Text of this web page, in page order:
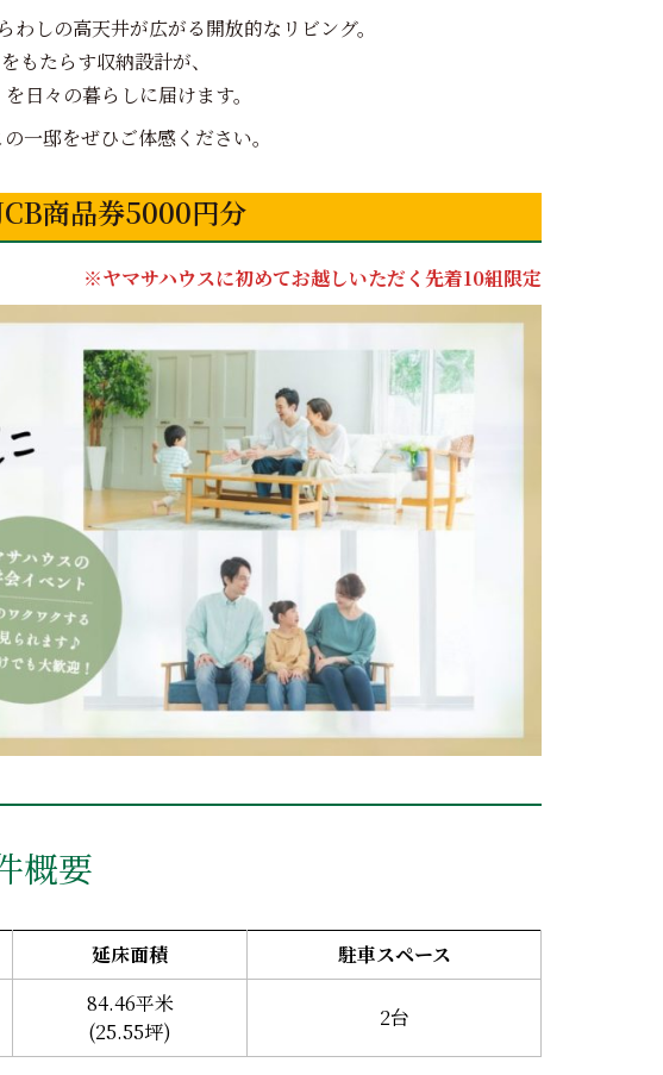
しの高天井が広がる開放的なリビング。
もたらす収納設計が、
日々の暮らしに届けます。
一邸をぜひご体感ください。
商品券5000円分
※ヤマサハウスに初めてお越しいただく先着10組限定
概要
延床面積 駐車スペース
84.46平米
(25.55坪)
2台